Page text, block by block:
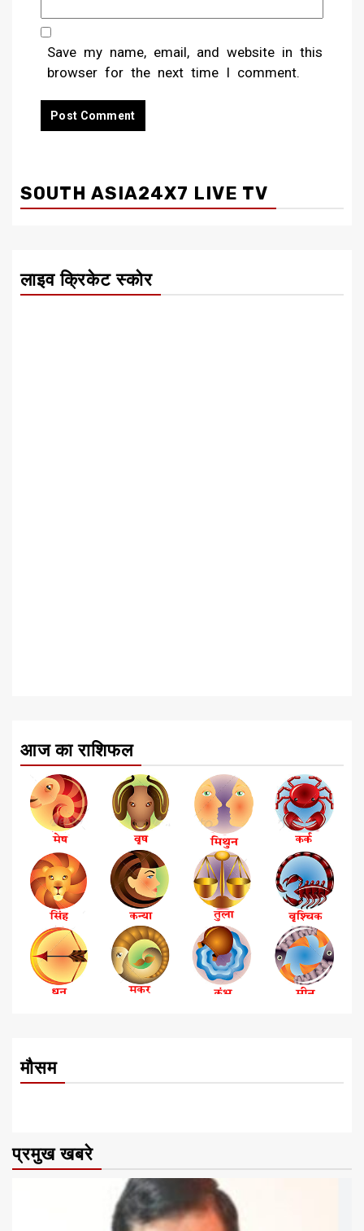
Save my name, email, and website in this
browser for the next time I comment.
SOUTH ASIA24X7 LIVE TV
लाइव क्रिकेट स्कोर
आज का राशिफल
मौसम
प्रमुख खबरे